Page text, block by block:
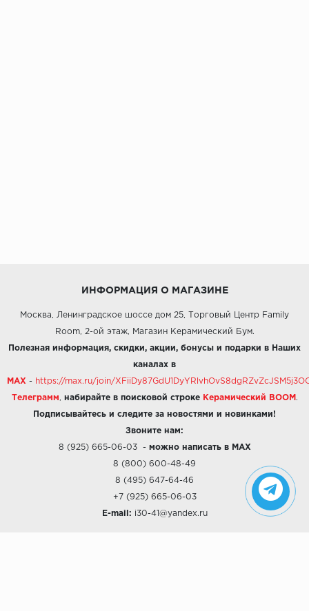
ИНФОРМАЦИЯ О МАГАЗИНЕ
Москва, Ленинградское шоссе дом 25, Торговый Центр Family
Room, 2-ой этаж, Магазин Керамический Бум.
Полезная информация, скидки, акции, бонусы и подарки в Наших
каналах в
MAX - https://max.ru/join/
Телеграмм набирайте в поисковой строке Керамический BOOM .
Подписывайтесь и следите за новостями и новинками!
Звоните нам:
8 (925) 665-06-03- можно написать в MAX
8 (800) 600-48-49
8 (495) 647-64-46
+7 (925) 665-06-03
E-mail: i30-41@yandex.ru